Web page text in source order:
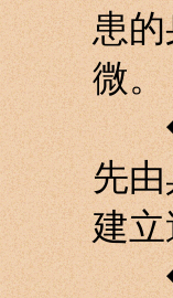
患
微。
◆
先
建
◆